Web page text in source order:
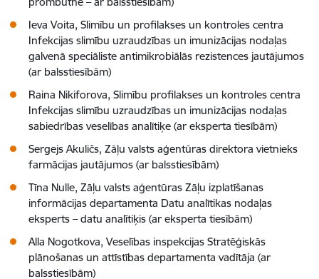
Ieva Voita, Slimību un profilakses un kontroles centra
Infekcijas slimību uzraudzības un imunizācijas nodaļas
galvenā speciāliste antimikrobiālās rezistences jautājumos
(ar balsstiesībām)
Raina Nikiforova, Slimību profilakses un kontroles centra
Infekcijas slimību uzraudzības un imunizācijas nodaļas
sabiedrības veselības analītiķe (ar eksperta tiesībām)
Sergejs Akuličs, Zāļu valsts aģentūras direktora vietnieks
farmācijas jautājumos (ar balsstiesībām)
Tīna Nulle, Zāļu valsts aģentūras Zāļu izplatīšanas
informācijas departamenta Datu analītikas nodaļas
eksperts – datu analītiķis (ar eksperta tiesībām)
Alla Nogotkova, Veselības inspekcijas Stratēģiskās
plānošanas un attīstības departamenta vadītāja (ar
balsstiesībām)